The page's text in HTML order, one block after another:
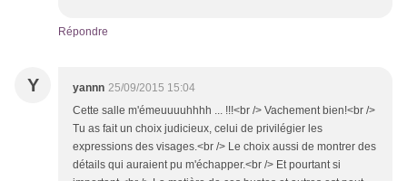
Répondre
Y yannn 25/09/2015 15:04
Cette salle m'émeuuuuhhhh ... !!!<br /> Vachement bien!<br />
Tu as fait un choix judicieux, celui de privilégier les
expressions des visages.<br /> Le choix aussi de montrer des
détails qui auraient pu m'échapper.<br /> Et pourtant si